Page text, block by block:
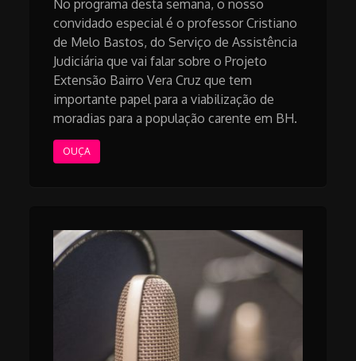
No programa desta semana, o nosso
convidado especial é o professor Cristiano
de Melo Bastos, do Serviço de Assistência
Judiciária que vai falar sobre o Projeto
Extensão Bairro Vera Cruz que tem
importante papel para a viabilização de
moradias para a população carente em BH.
OUÇA